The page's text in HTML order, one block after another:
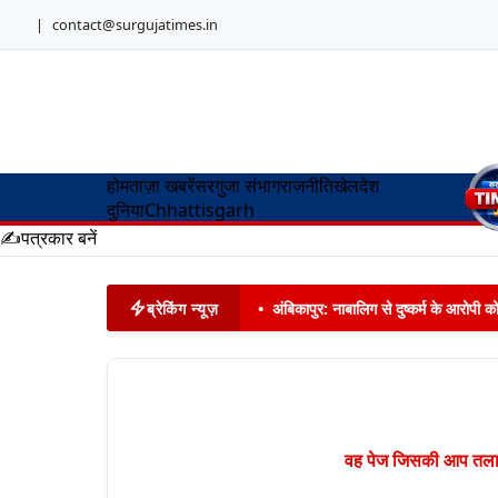
| contact@surgujatimes.in
होमताज़ा खबरेंसरगुजा संभागराजनीतिखेलदेश
दुनियाChhattisgarh
✍️पत्रकार बनें
ब्रेकिंग न्यूज़ • अंबिकापुर: नाबालिग से दुष्कर्म के आरोपी
वह पेज जिसकी आप